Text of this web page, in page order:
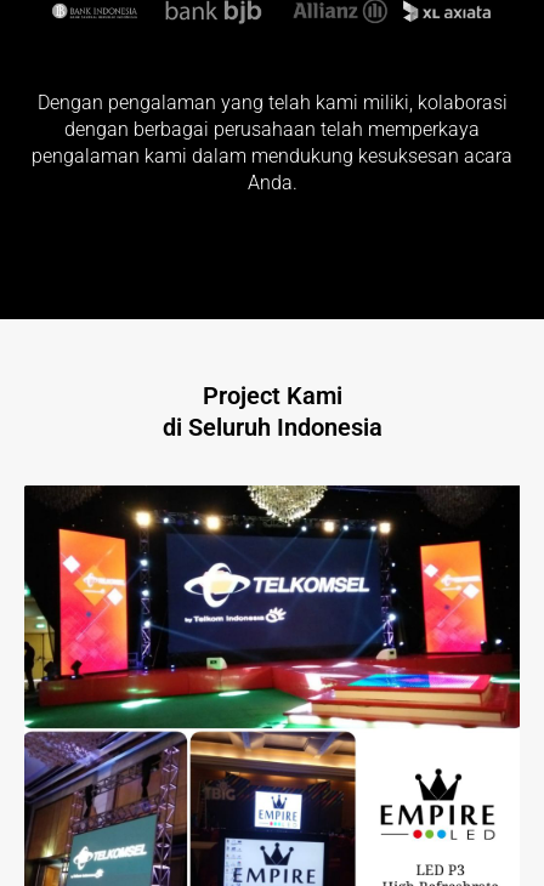
Dengan pengalaman yang telah kami miliki, kolaborasi
dengan berbagai perusahaan telah memperkaya
pengalaman kami dalam mendukung kesuksesan acara
Anda.
Project Kami
di Seluruh Indonesia